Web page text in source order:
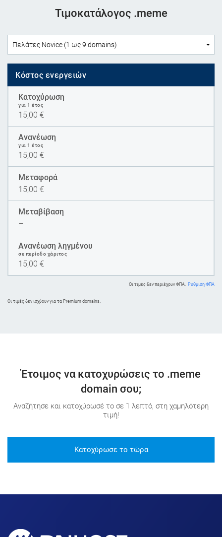
Τιμοκατάλογος .meme
Κόστος ενεργειών
Κατοχύρωση
για 1 έτος
15,00 €
Ανανέωση
για 1 έτος
15,00 €
Μεταφορά
15,00 €
Μεταβίβαση
–
Ανανέωση ληγμένου
σε περίοδο χάριτος
15,00 €
Οι τιμές δεν περιέχουν ΦΠΑ. Ρύθμιση ΦΠΑ
Oι τιμές δεν ισχύουν για τα Premium domains.
Έτοιμος να κατοχυρώσεις το .meme
domain σου;
Αναζήτησε και κατοχύρωσέ το σε 1 λεπτό, στη χαμηλότερη
τιμή!
Κατοχύρωσε το τώρα